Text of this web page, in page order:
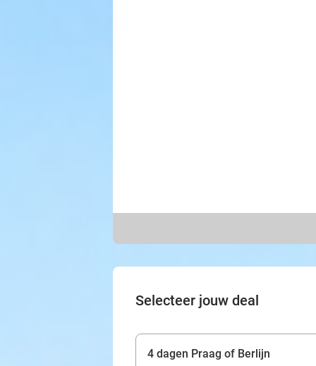
Selecteer jouw deal
4 dagen Praag of Berlijn